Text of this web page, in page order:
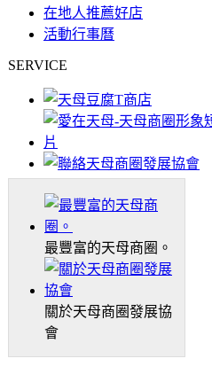
在地人推薦好店
活動行事曆
SERVICE
最豐富的天母商圈。
關於天母商圈發展協
會